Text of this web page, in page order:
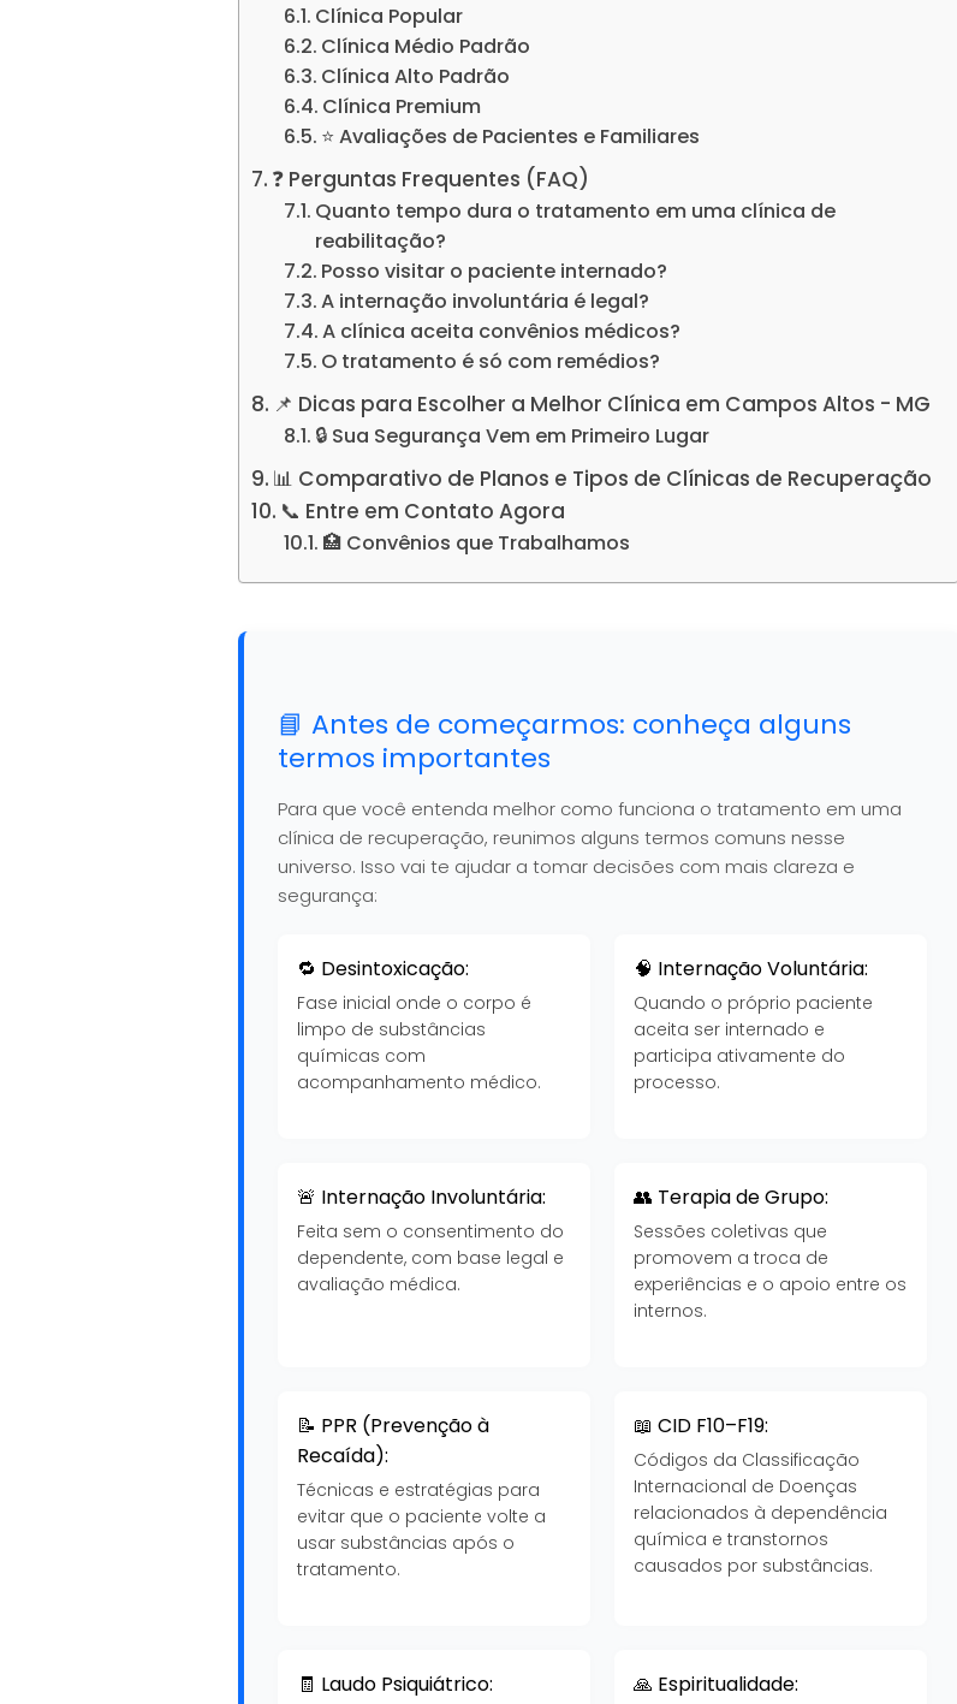
Clínica Popular
Clínica Médio Padrão
Clínica Alto Padrão
Clínica Premium
⭐ Avaliações de Pacientes e Familiares
❓ Perguntas Frequentes (FAQ)
Quanto tempo dura o tratamento em uma clínica de
reabilitação?
Posso visitar o paciente internado?
A internação involuntária é legal?
A clínica aceita convênios médicos?
O tratamento é só com remédios?
📌 Dicas para Escolher a Melhor Clínica em Campos Altos - MG
🔒 Sua Segurança Vem em Primeiro Lugar
📊 Comparativo de Planos e Tipos de Clínicas de Recuperação
📞 Entre em Contato Agora
🏥 Convênios que Trabalhamos
📘 Antes de começarmos: conheça alguns
termos importantes
Para que você entenda melhor como funciona o tratamento em uma
clínica de recuperação, reunimos alguns termos comuns nesse
universo. Isso vai te ajudar a tomar decisões com mais clareza e
segurança:
🔁 Desintoxicação:
Fase inicial onde o corpo é
limpo de substâncias
químicas com
acompanhamento médico.
🧠 Internação Voluntária:
Quando o próprio paciente
aceita ser internado e
participa ativamente do
processo.
🚨 Internação Involuntária:
Feita sem o consentimento do
dependente, com base legal e
avaliação médica.
👥 Terapia de Grupo:
Sessões coletivas que
promovem a troca de
experiências e o apoio entre os
internos.
📝 PPR (Prevenção à
Recaída):
Técnicas e estratégias para
evitar que o paciente volte a
usar substâncias após o
tratamento.
📖 CID F10–F19:
Códigos da Classificação
Internacional de Doenças
relacionados à dependência
química e transtornos
causados por substâncias.
🧾 Laudo Psiquiátrico: 🙏 Espiritualidade: